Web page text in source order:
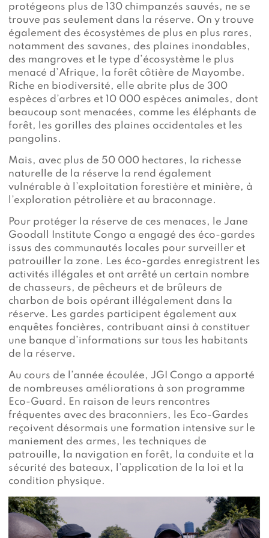
protégeons plus de 130 chimpanzés sauvés, ne se
trouve pas seulement dans la réserve. On y trouve
également des écosystèmes de plus en plus rares,
notamment des savanes, des plaines inondables,
des mangroves et le type d’écosystème le plus
menacé d’Afrique, la forêt côtière de Mayombe.
Riche en biodiversité, elle abrite plus de 300
espèces d’arbres et 10 000 espèces animales, dont
beaucoup sont menacées, comme les éléphants de
forêt, les gorilles des plaines occidentales et les
pangolins.
Mais, avec plus de 50 000 hectares, la richesse
naturelle de la réserve la rend également
vulnérable à l’exploitation forestière et minière, à
l’exploration pétrolière et au braconnage.
Pour protéger la réserve de ces menaces, le Jane
Goodall Institute Congo a engagé des éco-gardes
issus des communautés locales pour surveiller et
patrouiller la zone. Les éco-gardes enregistrent les
activités illégales et ont arrêté un certain nombre
de chasseurs, de pêcheurs et de brûleurs de
charbon de bois opérant illégalement dans la
réserve. Les gardes participent également aux
enquêtes foncières, contribuant ainsi à constituer
une banque d’informations sur tous les habitants
de la réserve.
Au cours de l’année écoulée, JGI Congo a apporté
de nombreuses améliorations à son programme
Eco-Guard. En raison de leurs rencontres
fréquentes avec des braconniers, les Eco-Gardes
reçoivent désormais une formation intensive sur le
maniement des armes, les techniques de
patrouille, la navigation en forêt, la conduite et la
sécurité des bateaux, l’application de la loi et la
condition physique.